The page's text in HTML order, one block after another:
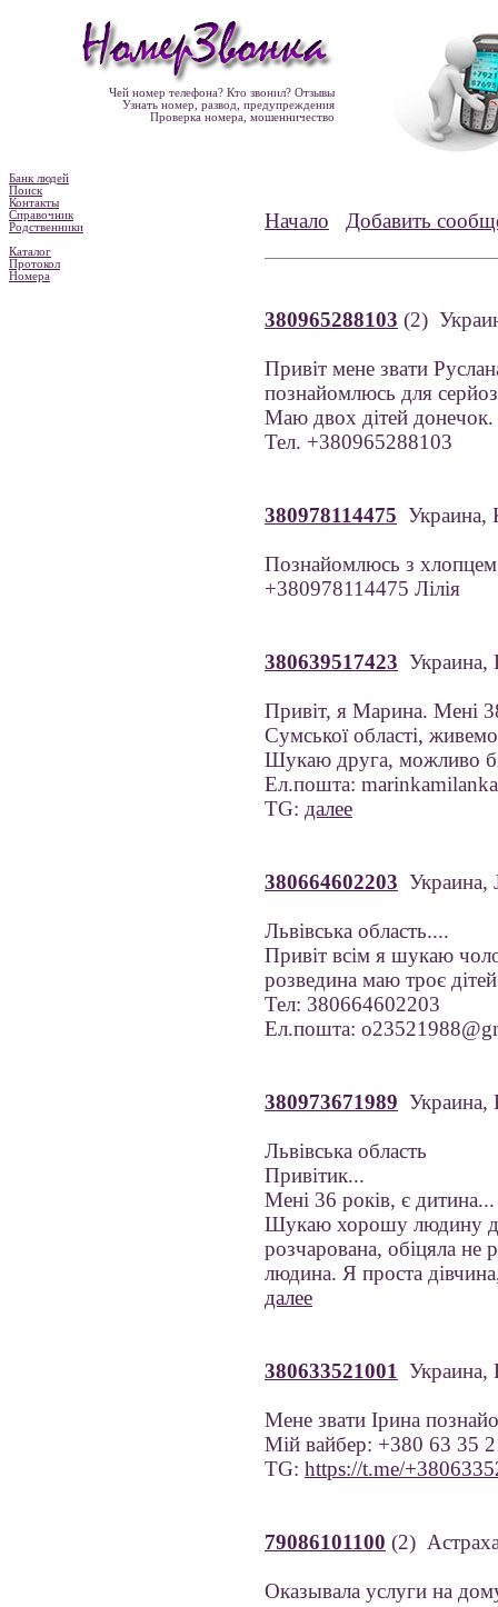
Чей номер телефона? Кто звонил? Отзывы
Узнать номер, развод, предупреждения
Проверка номера, мошенничество
Банк людей
Поиск
Контакты
Справочник
Родственники
Каталог
Протокол
Номера
Начало Добавить
380965288103 (2)
Привіт мене звати
познайомлюсь для
Маю двох дітей донечок.
Тел. +380965288103
380978114475 Украина,
Познайомлюсь з
+380978114475 Лілія
380639517423
Привіт, я Марина. Мені
Сумської області,
Шукаю друга, можливо
Ел.пошта:
TG: далее
380664602203 Украина,
Львівська область....
Привіт всім я шукаю
розведина маю троє
Тел: 380664602203
Ел.пошта:
380973671989
Львівська область
Привітик...
Мені 36 років, є дитина...
Шукаю хорошу людину
розчарована, обіцяла не
людина. Я проста
далее
380633521001
Мене звати Ірина
Мій вайбер: +380 63 35
TG: https://t.me/
79086101100 (2)
Оказывала услуги на